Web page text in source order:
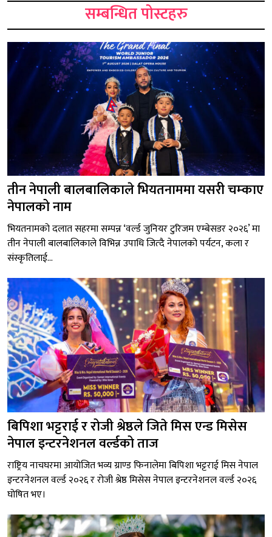
सम्बन्धित पोस्टहरु
तीन नेपाली बालबालिकाले भियतनाममा यसरी चम्काए
नेपालको नाम
भियतनामको दलात सहरमा सम्पन्न ‘वर्ल्ड जुनियर टुरिजम एम्बेसडर २०२६’ मा
तीन नेपाली बालबालिकाले विभिन्न उपाधि जित्दै नेपालको पर्यटन, कला र
संस्कृतिलाई...
बिपिशा भट्टराई र रोजी श्रेष्ठले जिते मिस एन्ड मिसेस
नेपाल इन्टरनेशनल वर्ल्डको ताज
राष्ट्रिय नाचघरमा आयोजित भव्य ग्राण्ड फिनालेमा बिपिशा भट्टराई मिस नेपाल
इन्टरनेशनल वर्ल्ड २०२६ र रोजी श्रेष्ठ मिसेस नेपाल इन्टरनेशनल वर्ल्ड २०२६
घोषित भए।